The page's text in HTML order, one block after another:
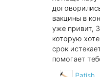
вакцины в
уже привит,
которую
срок
помогает
Patish